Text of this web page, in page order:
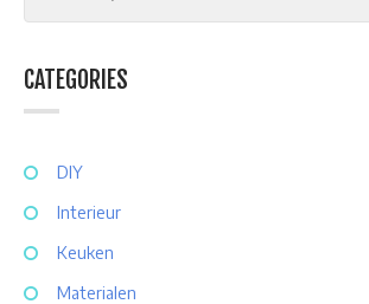
CATEGORIES
DIY
Interieur
Keuken
Materialen